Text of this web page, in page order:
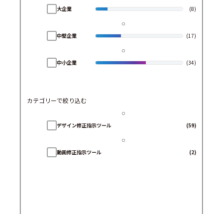
大企業 (8)
中堅企業 (17)
中小企業 (34)
カテゴリーで絞り込む
デザイン修正指示ツール (59)
動画修正指示ツール (2)